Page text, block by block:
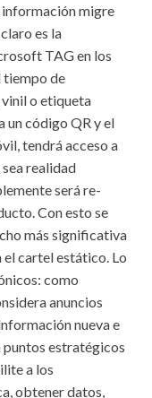
información migre
es la
TAG en los
tiempo de
vinil o etiqueta
un código QR y el
tendrá acceso a
realidad
será re-
Con esto se
más significativa
el cartel estático. Lo
como
anuncios
nueva e
puntos estratégicos
a los
obtener datos,